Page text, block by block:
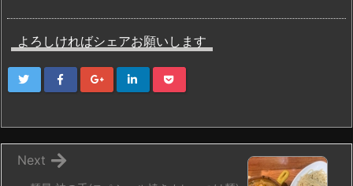
よろしければシェアお願いします
Next